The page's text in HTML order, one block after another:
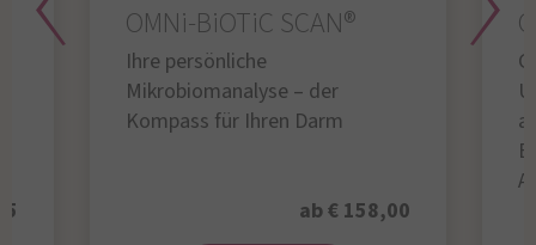
OMNi-BiOTiC SCAN®
Ihre persönliche
Mikrobiomanalyse – der
Kompass für Ihren Darm
ab € 158,00